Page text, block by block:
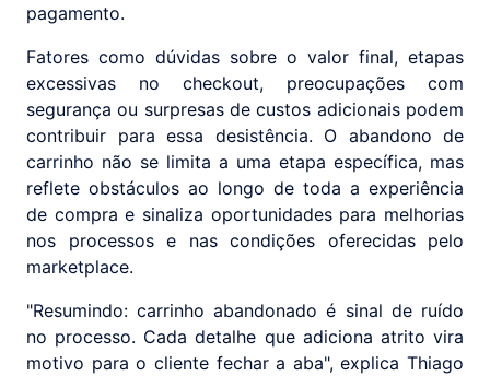
pagamento.
Fatores como dúvidas sobre o valor final, etapas
excessivas no checkout, preocupações com
segurança ou surpresas de custos adicionais podem
contribuir para essa desistência. O abandono de
carrinho não se limita a uma etapa específica, mas
reflete obstáculos ao longo de toda a experiência
de compra e sinaliza oportunidades para melhorias
nos processos e nas condições oferecidas pelo
marketplace.
"Resumindo: carrinho abandonado é sinal de ruído
no processo. Cada detalhe que adiciona atrito vira
motivo para o cliente fechar a aba", explica Thiago